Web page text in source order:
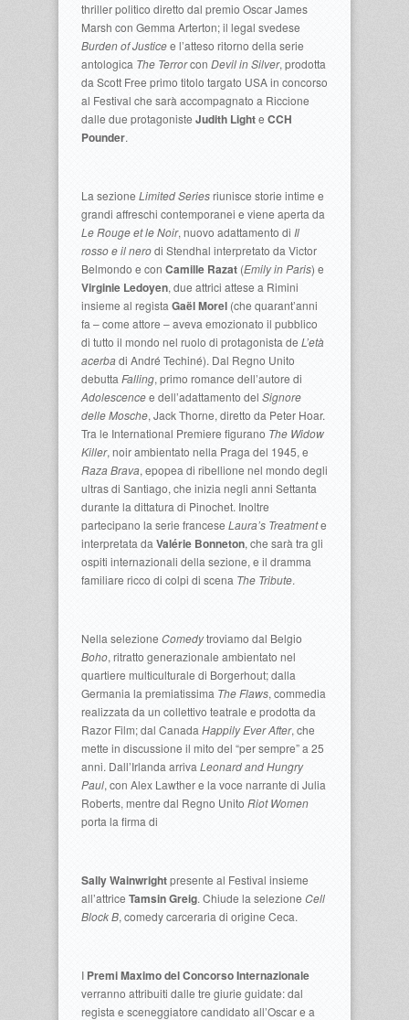
thriller politico diretto dal premio Oscar James
Marsh con Gemma Arterton; il legal svedese
Burden of Justicee l’atteso ritorno della serie
antologica The Terrorcon Devil in Silver, prodotta
da Scott Free primo titolo targato USA in concorso
al Festival che sarà accompagnato a Riccione
dalle due protagoniste Judith Lighte CCH
Pounder.
La sezione Limited Seriesriunisce storie intime e
grandi affreschi contemporanei e viene aperta da
Le Rouge et le Noir, nuovo adattamento di Il
rosso e il nerodi Stendhal interpretato da Victor
Belmondo e con Camille Razat (Emily in Paris) e
Virginie Ledoyen, due attrici attese a Rimini
insieme al regista Gaël Morel (che quarant’anni
fa – come attore – aveva emozionato il pubblico
di tutto il mondo nel ruolo di protagonista de L’età
acerbadi André Techiné). Dal Regno Unito
debutta Falling, primo romance dell’autore di
Adolescencee dell’adattamento del Signore
delle Mosche, Jack Thorne, diretto da Peter Hoar.
Tra le International Premiere figurano The Widow
Killer, noir ambientato nella Praga del 1945, e
Raza Brava, epopea di ribellione nel mondo degli
ultras di Santiago, che inizia negli anni Settanta
durante la dittatura di Pinochet. Inoltre
partecipano la serie francese Laura’s Treatmente
interpretata da Valérie Bonneton, che sarà tra gli
ospiti internazionali della sezione, e il dramma
familiare ricco di colpi di scena The Tribute.
Nella selezione Comedytroviamo dal Belgio
Boho, ritratto generazionale ambientato nel
quartiere multiculturale di Borgerhout; dalla
Germania la premiatissima The Flaws, commedia
realizzata da un collettivo teatrale e prodotta da
Razor Film; dal Canada Happily Ever After, che
mette in discussione il mito del “per sempre” a 25
anni. Dall’Irlanda arriva Leonard and Hungry
Paul, con Alex Lawther e la voce narrante di Julia
Roberts, mentre dal Regno Unito Riot Women
porta la firma di
Sally Wainwrightpresente al Festival insieme
all’attrice Tamsin Greig. Chiude la selezione Cell
Block B, comedy carceraria di origine Ceca.
I Premi Maximo del Concorso Internazionale
verranno attribuiti dalle tre giurie guidate: dal
regista e sceneggiatore candidato all’Oscar e a